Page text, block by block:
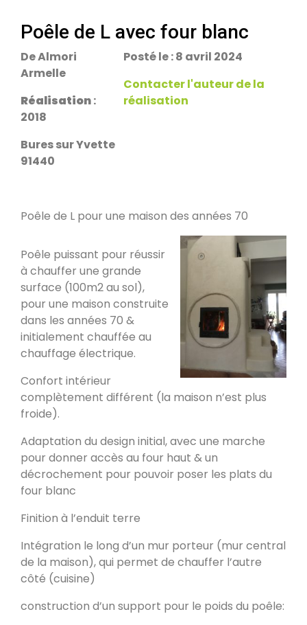
Rans 39700
PDM Yoloxalis
Les Salelles 48230
PDM modèle S
Urmatt 67280
Poele de masse L
Devay 58300
Poêle de masse L avec petit banc
chauffant
Poêle de Masse
Bellecombe-en-Bauges 73340
Oxalibre S
Modèle M avec enduit
Poêle de L avec four blanc
De Almori
Armelle
Réalisation:
2018
Bures sur Yvette
91440
Posté le : 8 avril 2024
Contacter l'auteur de la
réalisation
Poêle de L pour une maison des années 70
Poêle puissant pour réussir
à chauffer une grande
surface (100m2 au sol),
pour une maison construite
dans les années 70 &
initialement chauffée au
chauffage électrique.
Confort intérieur
complètement différent (la maison n’est plus
froide).
Adaptation du design initial, avec une marche
pour donner accès au four haut & un
décrochement pour pouvoir poser les plats du
four blanc
Finition à l’enduit terre
Intégration le long d’un mur porteur (mur central
de la maison), qui permet de chauffer l’autre
côté (cuisine)
construction d’un support pour le poids du poêle: